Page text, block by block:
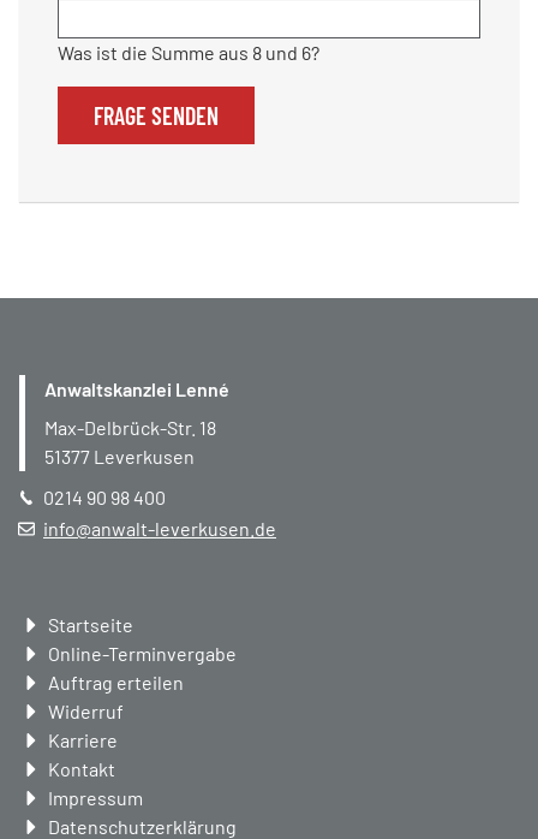
Was ist die Summe aus 8 und 6?
FRAGE SENDEN
Anwaltskanzlei Lenné
Max-Delbrück-Str. 18
51377 Leverkusen
0214 90 98 400
info@anwalt-leverkusen.de
Navigation
überspringen
Startseite
Online-Terminvergabe
Auftrag erteilen
Widerruf
Karriere
Kontakt
Impressum
Datenschutzerklärung